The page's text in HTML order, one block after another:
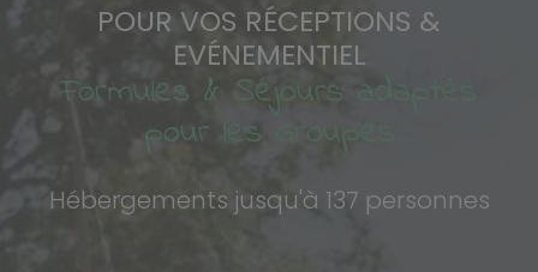
POUR VOS RÉCEPTIONS &
EVÉNEMENTIEL
Formules & Séjours adaptés
pour les Groupes
Hébergements jusqu'à 137 personnes